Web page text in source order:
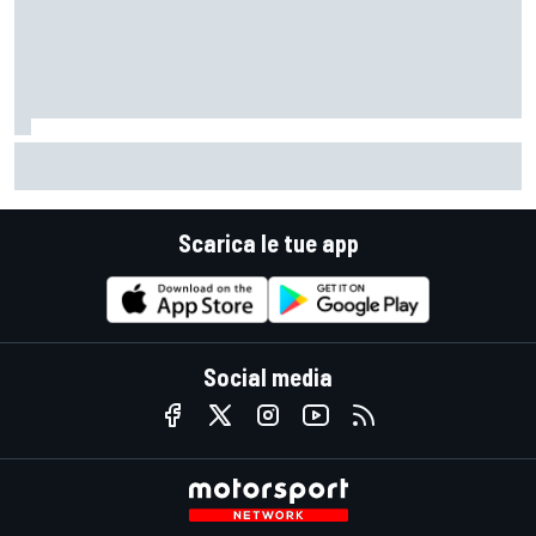
stessa"
Scarica le tue app
Social media